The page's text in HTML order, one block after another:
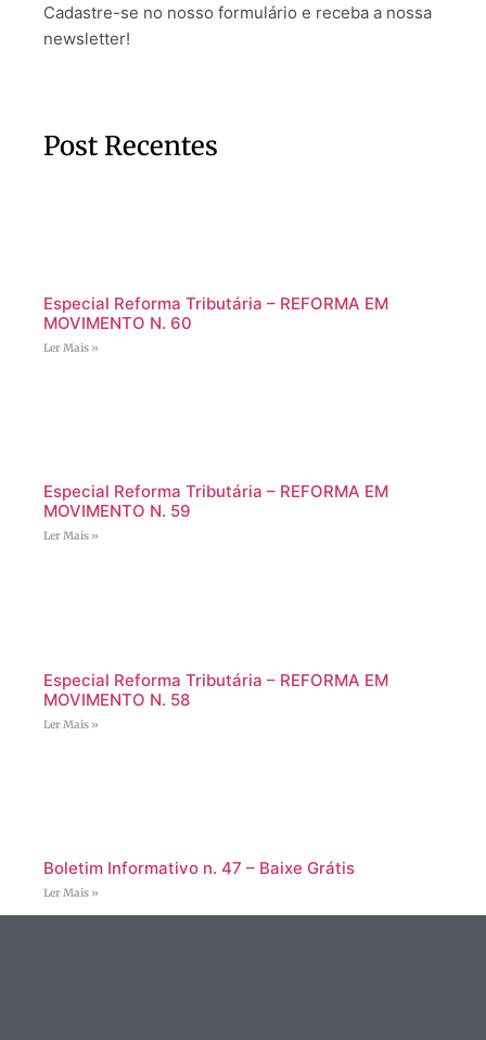
Cadastre-se no nosso formulário e receba a nossa
newsletter!
Post Recentes
Especial Reforma Tributária – REFORMA EM
MOVIMENTO N. 60
Ler Mais »
Especial Reforma Tributária – REFORMA EM
MOVIMENTO N. 59
Ler Mais »
Especial Reforma Tributária – REFORMA EM
MOVIMENTO N. 58
Ler Mais »
Boletim Informativo n. 47 – Baixe Grátis
Ler Mais »